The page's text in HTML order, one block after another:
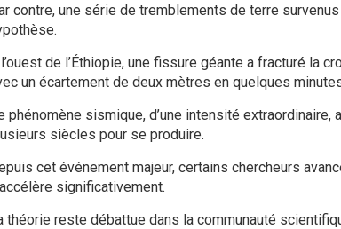
contre, une série de tremblements de terre
de l’Éthiopie, une fissure géante a fracturé la
un écartement de deux mètres en quelques
phénomène sismique, d’une intensité extraordinaire,
siècles pour se produire.
cet événement majeur, certains chercheurs
significativement.
théorie reste débattue dans la communauté